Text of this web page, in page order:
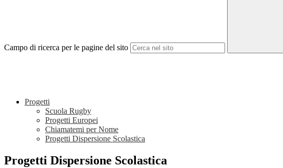
Campo di ricerca per le pagine del sito
Progetti
Scuola Rugby
Progetti Europei
Chiamatemi per Nome
Progetti Dispersione Scolastica
Progetti Dispersione Scolastica